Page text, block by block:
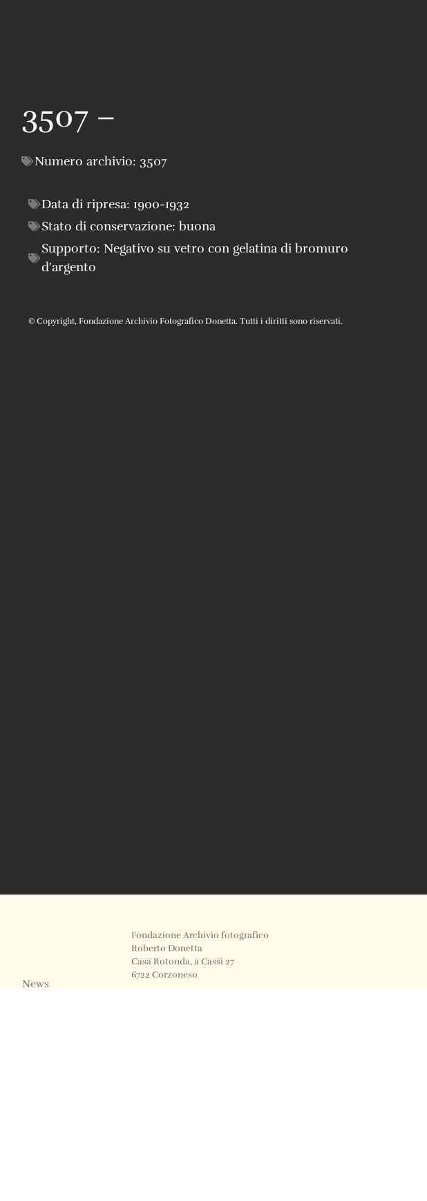
3507 –
Numero archivio: 3507
Data di ripresa: 1900-1932
Stato di conservazione: buona
Supporto: Negativo su vetro con gelatina di bromuro
d'argento
© Copyright, Fondazione Archivio Fotografico Donetta. Tutti i diritti sono riservati.
News
Fondazione Archivio fotografico
Roberto Donetta
Casa Rotonda, a Cassì 27
6722 Corzoneso